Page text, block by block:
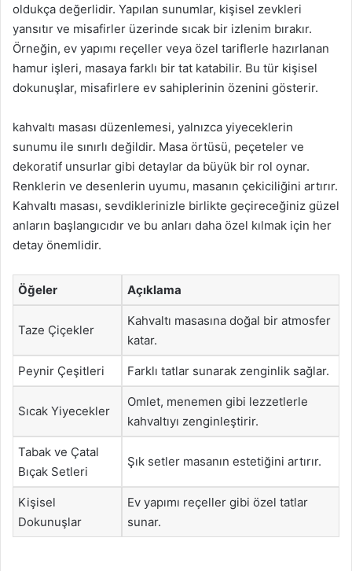
oldukça değerlidir. Yapılan sunumlar, kişisel zevkleri
yansıtır ve misafirler üzerinde sıcak bir izlenim bırakır.
Örneğin, ev yapımı reçeller veya özel tariflerle hazırlanan
hamur işleri, masaya farklı bir tat katabilir. Bu tür kişisel
dokunuşlar, misafirlere ev sahiplerinin özenini gösterir.
kahvaltı masası düzenlemesi, yalnızca yiyeceklerin
sunumu ile sınırlı değildir. Masa örtüsü, peçeteler ve
dekoratif unsurlar gibi detaylar da büyük bir rol oynar.
Renklerin ve desenlerin uyumu, masanın çekiciliğini artırır.
Kahvaltı masası, sevdiklerinizle birlikte geçireceğiniz güzel
anların başlangıcıdır ve bu anları daha özel kılmak için her
detay önemlidir.
Öğeler Açıklama
Taze Çiçekler
Kahvaltı masasına doğal bir atmosfer
katar.
Peynir Çeşitleri Farklı tatlar sunarak zenginlik sağlar.
Sıcak Yiyecekler
Omlet, menemen gibi lezzetlerle
kahvaltıyı zenginleştirir.
Tabak ve Çatal
Bıçak Setleri
Şık setler masanın estetiğini artırır.
Kişisel
Dokunuşlar
Ev yapımı reçeller gibi özel tatlar
sunar.